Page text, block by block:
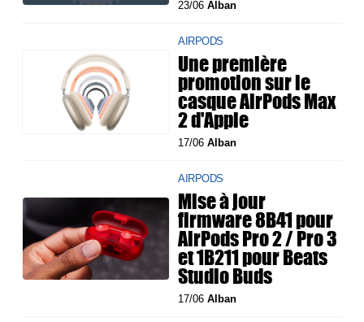
23/06Alban
AIRPODS
Une première
promotion sur le
casque AirPods Max
2 d'Apple
17/06Alban
AIRPODS
Mise à jour
firmware 8B41 pour
AirPods Pro 2 / Pro 3
et 1B211 pour Beats
Studio Buds
17/06Alban